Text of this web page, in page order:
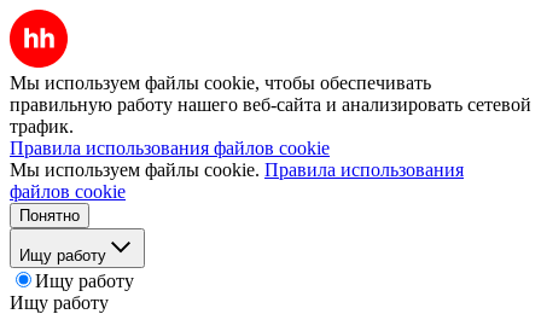
Мы используем файлы cookie, чтобы обеспечивать
правильную работу нашего веб-сайта и анализировать сетевой
трафик.
Правила использования файлов cookie
Мы используем файлы cookie. Правила использования
файлов cookie
Понятно
Ищу работу
Ищу работу
Ищу работу